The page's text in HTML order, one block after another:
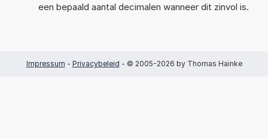
een bepaald aantal decimalen wanneer dit zinvol is.
Impressum - Privacybeleid - © 2005-2026 by Thomas Hainke